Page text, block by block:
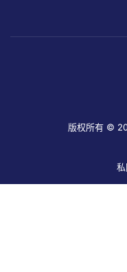
版权所有 ©